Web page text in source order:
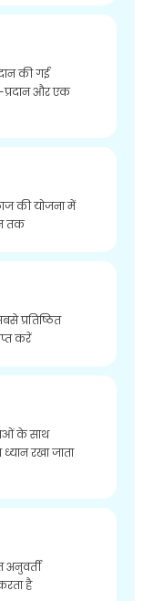
की गई
प्रदान और एक
की योजना में
तक
प्रतिष्ठित
करें
के साथ
ध्यान रखा जाता
अनुवर्ती
है